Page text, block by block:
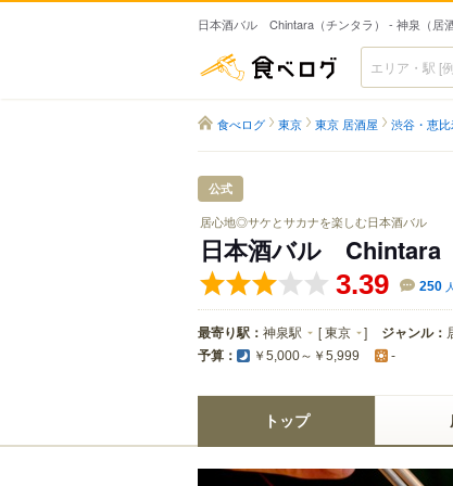
日本酒バル Chintara（チンタラ） - 神泉（居酒
食べログ
食べログ 東京 東京 居酒屋 渋谷・恵
公式
居心地◎サケとサカナを楽しむ日本酒バル
日本酒バル Chintara
3.39 250 人
最寄り駅： 神泉駅 [東京 ] ジャンル：
予算： ￥5,000～￥5,999 -
トップ